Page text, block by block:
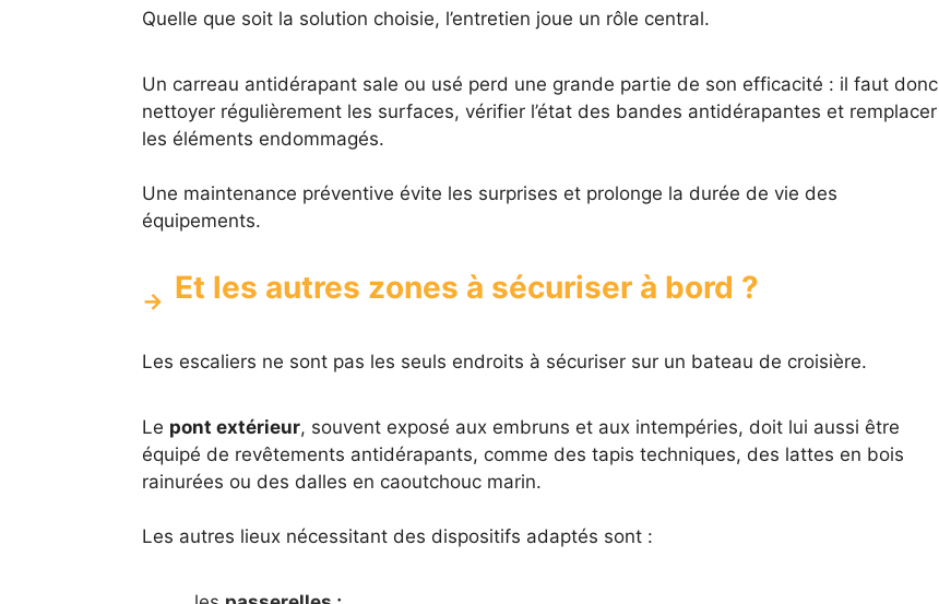
Quelle que soit la solution choisie, l’entretien joue un rôle central.
Un carreau antidérapant sale ou usé perd une grande partie de son efficacité : il faut donc
nettoyer régulièrement les surfaces, vérifier l’état des bandes antidérapantes et remplacer
les éléments endommagés.
Une maintenance préventive évite les surprises et prolonge la durée de vie des
équipements.
Et les autres zones à sécuriser à bord ?
Les escaliers ne sont pas les seuls endroits à sécuriser sur un bateau de croisière.
Le pont extérieur, souvent exposé aux embruns et aux intempéries, doit lui aussi être
équipé de revêtements antidérapants, comme des tapis techniques, des lattes en bois
rainurées ou des dalles en caoutchouc marin.
Les autres lieux nécessitant des dispositifs adaptés sont :